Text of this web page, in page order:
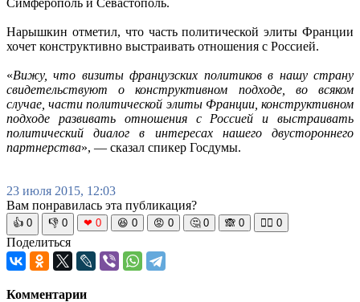
Нарышкин отметил, что часть политической элиты Франции
хочет конструктивно выстраивать отношения с Россией.
«Вижу, что визиты французских политиков в нашу страну
свидетельствуют о конструктивном подходе, во всяком
случае, части политической элиты Франции, конструктивном
подходе развивать отношения с Россией и выстраивать
политический диалог в интересах нашего двустороннего
партнерства», — сказал спикер Госдумы.
23 июля 2015, 12:03
Вам понравилась эта публикация?
👍 0 👎 0 ❤ 0 😆 0 😡 0 🤔 0 🙈 0 🧘‍♀️ 0
Поделиться
Комментарии